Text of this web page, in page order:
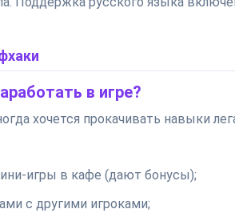
в игре?
хочется прокачивать навыки
игры в кафе (дают бонусы);
с другими игроками;